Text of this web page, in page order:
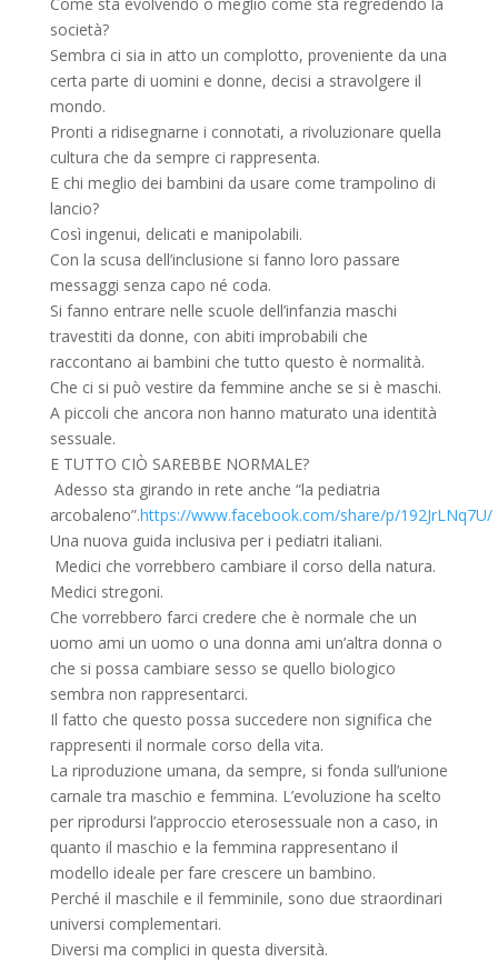
società?
Sembra ci sia in atto un complotto, proveniente da una
certa parte di uomini e donne, decisi a stravolgere il
mondo.
Pronti a ridisegnarne i connotati, a rivoluzionare quella
cultura che da sempre ci rappresenta.
E chi meglio dei bambini da usare come trampolino di
lancio?
Così ingenui, delicati e manipolabili.
Con la scusa dell’inclusione si fanno loro passare
messaggi senza capo né coda.
Si fanno entrare nelle scuole dell’infanzia maschi
travestiti da donne, con abiti improbabili che
raccontano ai bambini che tutto questo è normalità.
Che ci si può vestire da femmine anche se si è maschi.
A piccoli che ancora non hanno maturato una identità
sessuale.
E TUTTO CIÒ SAREBBE NORMALE?
Adesso sta girando in rete anche “la pediatria
arcobaleno”.https://www.facebook.com/share/p/192JrLNq7U/
Una nuova guida inclusiva per i pediatri italiani.
Medici che vorrebbero cambiare il corso della natura.
Medici stregoni.
Che vorrebbero farci credere che è normale che un
uomo ami un uomo o una donna ami un’altra donna o
che si possa cambiare sesso se quello biologico
sembra non rappresentarci.
Il fatto che questo possa succedere non significa che
rappresenti il normale corso della vita.
La riproduzione umana, da sempre, si fonda sull’unione
carnale tra maschio e femmina. L’evoluzione ha scelto
per riprodursi l’approccio eterosessuale non a caso, in
quanto il maschio e la femmina rappresentano il
modello ideale per fare crescere un bambino.
Perché il maschile e il femminile, sono due straordinari
universi complementari.
Diversi ma complici in questa diversità.